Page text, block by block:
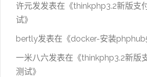
许元发发表在《thinkphp3.2新版支
试》
bertly发表在《docker-安装
一米八六发表在《thinkphp3.2新版
测试》